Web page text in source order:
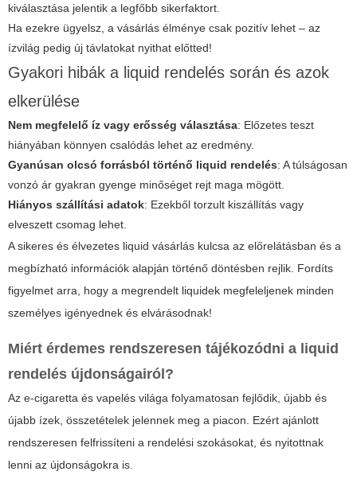
kiválasztása jelentik a legfőbb sikerfaktort.
Ha ezekre ügyelsz, a vásárlás élménye csak pozitív lehet – az
ízvilág pedig új távlatokat nyithat előtted!
Gyakori hibák a liquid rendelés során és azok
elkerülése
Nem megfelelő íz vagy erősség választása: Előzetes teszt
hiányában könnyen csalódás lehet az eredmény.
Gyanúsan olcsó forrásból történő liquid rendelés: A túlságosan
vonzó ár gyakran gyenge minőséget rejt maga mögött.
Hiányos szállítási adatok: Ezekből torzult kiszállítás vagy
elveszett csomag lehet.
A sikeres és élvezetes liquid vásárlás kulcsa az előrelátásban és a
megbízható információk alapján történő döntésben rejlik. Fordíts
figyelmet arra, hogy a megrendelt liquidek megfeleljenek minden
személyes igényednek és elvárásodnak!
Miért érdemes rendszeresen tájékozódni a liquid
rendelés újdonságairól?
Az e-cigaretta és vapelés világa folyamatosan fejlődik, újabb és
újabb ízek, összetételek jelennek meg a piacon. Ezért ajánlott
rendszeresen felfrissíteni a rendelési szokásokat, és nyitottnak
lenni az újdonságokra is.